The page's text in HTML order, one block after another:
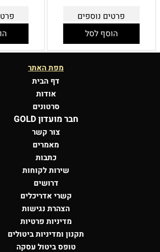
פרטים נוספים
הוסף לסל
מפת האתר
דף הבית
אודות
סרטונים
חבר מועדון GOLD
צור קשר
מאמרים
כתבות
שירות לקוחות
דרושים
קשרי אדריכלים
הצהרת נגישות
מדיניות פרטיות
תקנון ומדיניות ביטולים
טופס ביטול עסקה